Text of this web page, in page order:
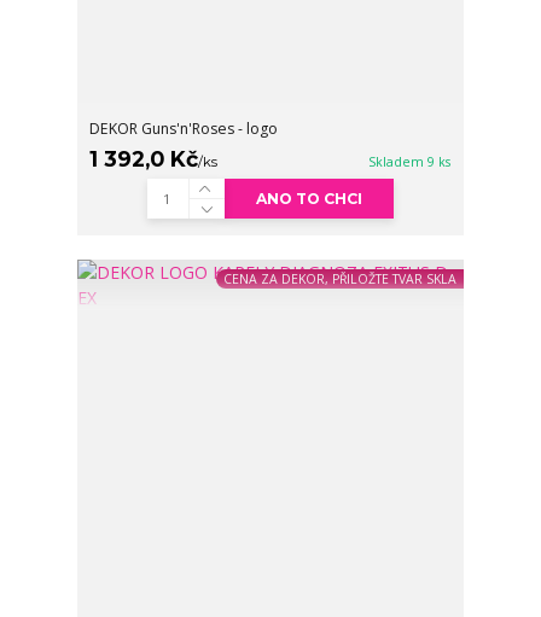
DEKOR Guns'n'Roses - logo
1 392,0 Kč/ks Skladem 9 ks
ANO TO CHCI
CENA ZA DEKOR, PŘILOŽTE TVAR SKLA